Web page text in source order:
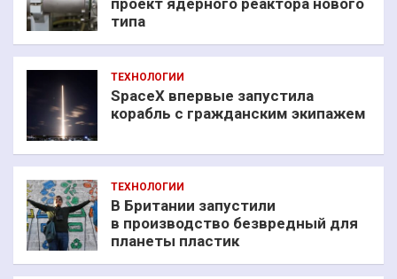
проект ядерного реактора нового
типа
ТЕХНОЛОГИИ
SpaceX впервые запустила
корабль с гражданским экипажем
ТЕХНОЛОГИИ
В Британии запустили
в производство безвредный для
планеты пластик